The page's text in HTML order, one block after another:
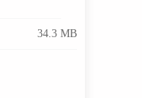
34.3 MB